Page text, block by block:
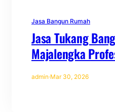
Jasa Bangun Rumah
Jasa Tukang
Majalengka
admin·Mar 30, 2026